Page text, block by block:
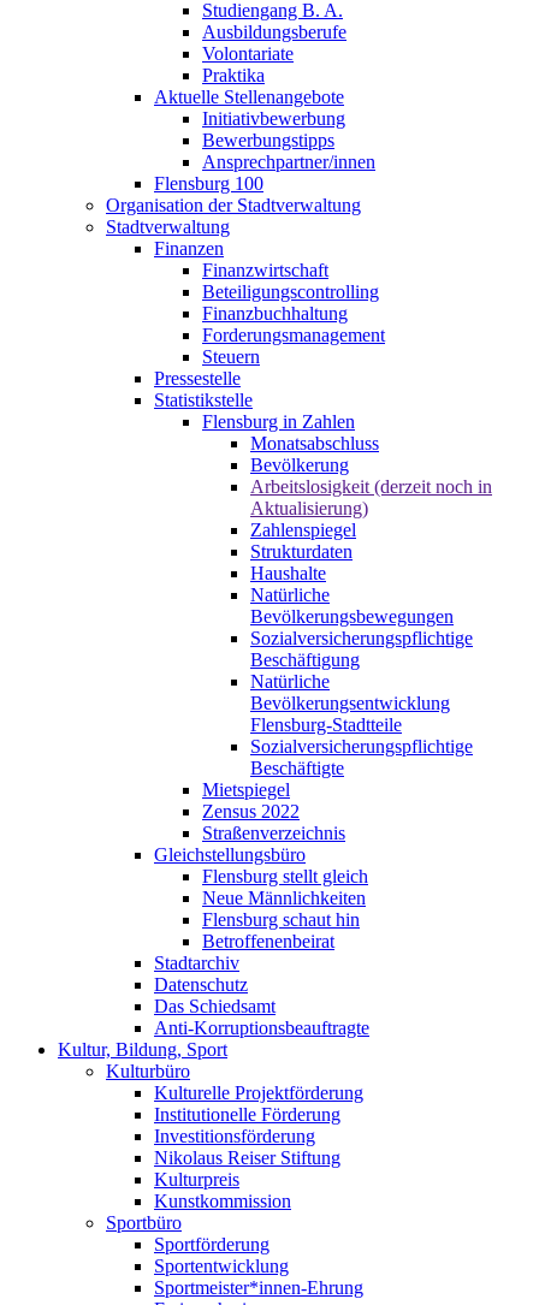
Studiengang B. A.
Ausbildungsberufe
Volontariate
Praktika
Aktuelle Stellenangebote
Initiativbewerbung
Bewerbungstipps
Ansprechpartner/innen
Flensburg 100
Organisation der Stadtverwaltung
Stadtverwaltung
Finanzen
Finanzwirtschaft
Beteiligungscontrolling
Finanzbuchhaltung
Forderungsmanagement
Steuern
Pressestelle
Statistikstelle
Flensburg in Zahlen
Monatsabschluss
Bevölkerung
Arbeitslosigkeit (derzeit noch in
Aktualisierung)
Zahlenspiegel
Strukturdaten
Haushalte
Natürliche
Bevölkerungsbewegungen
Sozialversicherungspflichtige
Beschäftigung
Natürliche
Bevölkerungsentwicklung
Flensburg-Stadtteile
Sozialversicherungspflichtige
Beschäftigte
Mietspiegel
Zensus 2022
Straßenverzeichnis
Gleichstellungsbüro
Flensburg stellt gleich
Neue Männlichkeiten
Flensburg schaut hin
Betroffenenbeirat
Stadtarchiv
Datenschutz
Das Schiedsamt
Anti-Korruptionsbeauftragte
Kultur, Bildung, Sport
Kulturbüro
Kulturelle Projektförderung
Institutionelle Förderung
Investitionsförderung
Nikolaus Reiser Stiftung
Kulturpreis
Kunstkommission
Sportbüro
Sportförderung
Sportentwicklung
Sportmeister*innen-Ehrung